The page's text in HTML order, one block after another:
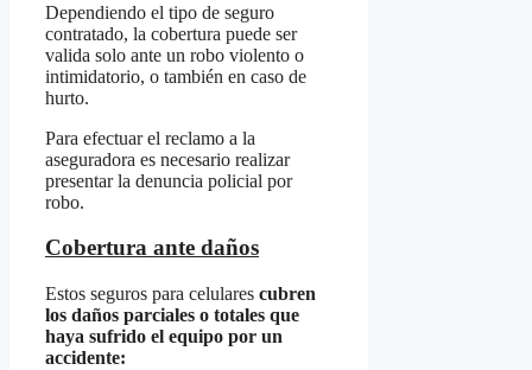
Dependiendo el tipo de seguro
contratado, la cobertura puede ser
valida solo ante un robo violento o
intimidatorio, o también en caso de
hurto.
Para efectuar el reclamo a la
aseguradora es necesario realizar
presentar la denuncia policial por
robo.
Cobertura ante daños
Estos seguros para celulares cubren
los daños parciales o totales que
haya sufrido el equipo por un
accidente: